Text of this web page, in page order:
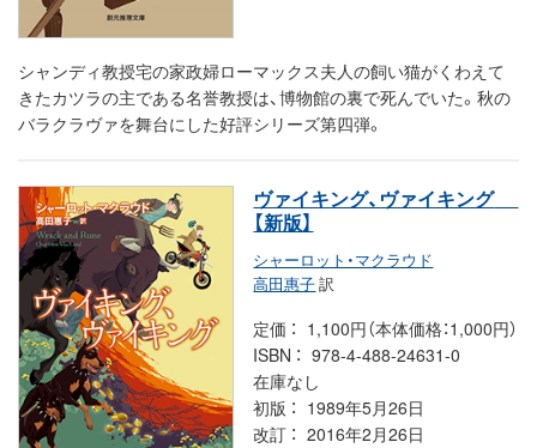
シャンディ教授宅の家政婦ローマックス夫人の飼い猫がくわえて
きたカツラの主である名誉教授は、博物館の裏で死んでいた。秋の
バラクラヴァを舞台にした好評シリーズ第四弾。
ヴァイキング、ヴァイキング
【新版】
シャーロット・マクラウド
高田惠子訳
定価
1,100円（本体価格：1,000円）
ISBN
978-4-488-24631-0
在庫なし
初版
1989年5月26日
改訂
2016年2月26日